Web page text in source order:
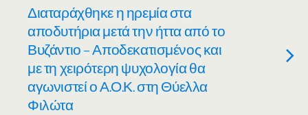
Διαταράχθηκε η ηρεμία στα
αποδυτήρια μετά την ήττα από το
Βυζάντιο – Αποδεκατισμένος και
με τη χειρότερη ψυχολογία θα
αγωνιστεί ο Α.Ο.Κ. στη Θύελλα
Φιλώτα